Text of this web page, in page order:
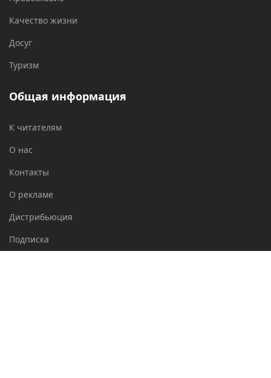
Качество жизни
Досуг
Туризм
Общая информация
К читателям
О нас
Контакты
О рекламе
Дистрибьюция
Подписка